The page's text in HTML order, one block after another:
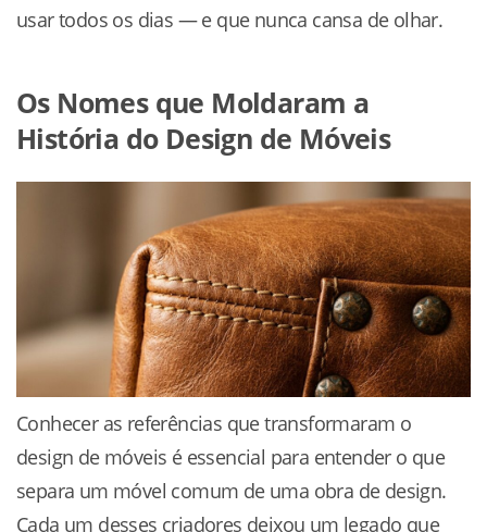
usar todos os dias — e que nunca cansa de olhar.
Os Nomes que Moldaram a
História do Design de Móveis
Conhecer as referências que transformaram o
design de móveis é essencial para entender o que
separa um móvel comum de uma obra de design.
Cada um desses criadores deixou um legado que